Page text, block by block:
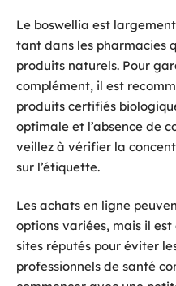
Le boswellia est
tant dans les pharmacies
produits naturels. Pour
complément, il est
produits certifiés
optimale et l’absence de
veillez à vérifier la
sur l’étiquette.
Les achats en ligne
options variées, mais il
sites réputés pour éviter
professionnels de santé